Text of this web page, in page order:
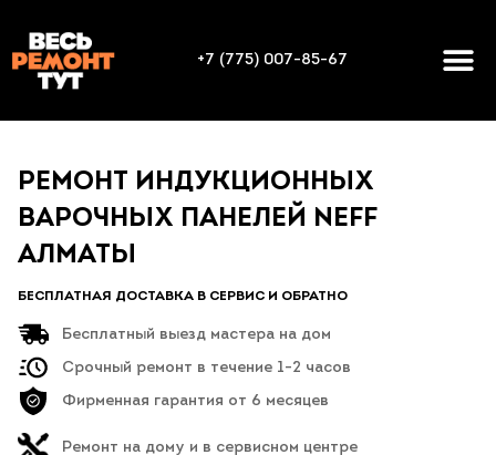
+7 (775) 007-85-67
РЕМОНТ ИНДУКЦИОННЫХ
ВАРОЧНЫХ ПАНЕЛЕЙ NEFF
АЛМАТЫ
БЕСПЛАТНАЯ ДОСТАВКА В СЕРВИС И ОБРАТНО
Бесплатный выезд мастера на дом
Срочный ремонт в течение 1-2 часов
Фирменная гарантия от 6 месяцев
Ремонт на дому и в сервисном центре